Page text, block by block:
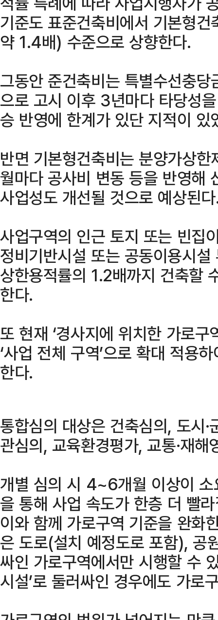
기준도 표준건축비에서 기본형
약 1.4배) 수준으로 상향한다.
그동안 준건축비는 특별수선충
으로 고시 이후 3년마다 타당성
승 반영에 한계가 있단 지적이 있
반면 기본형건축비는 분양가상
월마다 공사비 변동 등을 반영해
사업성도 개선될 것으로 예상된
사업구역의 인근 토지 또는 빈집
정비기반시설 또는 공동이용시
상한용적률의 1.2배까지 건축할
한다.
또 현재 ‘경사지에 위치한 가로
‘사업 전체 구역’으로 확대 적용
한다.
통합심의 대상은 건축심의, 도시
관심의, 교육환경평가, 교통·재
개별 심의 시 4~6개월 이상이
을 통해 사업 속도가 한층 더 빨
이와 함께 가로구역 기준을 완화
은 도로(설치 예정도로 포함), 공
싸인 가로구역에서만 시행할 수
시설’로 둘러싸인 경우에도 가로